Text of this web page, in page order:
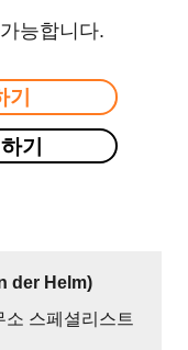
능합니다.
기
der Helm)
소 스페셜리스트